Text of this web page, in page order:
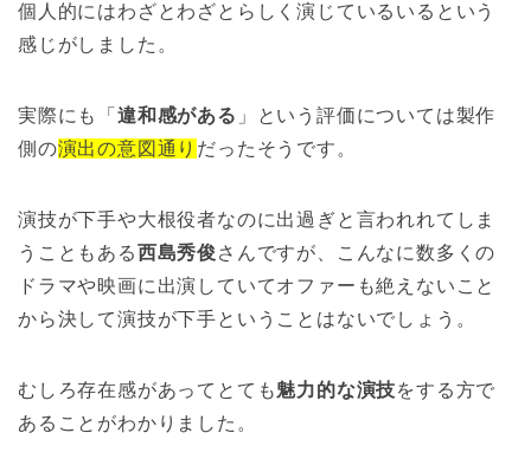
個人的にはわざとわざとらしく演じているいるという
感じがしました。
実際にも「 違和感がある 」という評価については製作
側の演出の意図通り だったそうです。
演技が下手や大根役者なのに出過ぎと言われれてしま
うこともある西島秀俊 さんですが、こんなに数多くの
ドラマや映画に出演していてオファーも絶えないこと
から決して演技が下手ということはないでしょう。
むしろ存在感があってとても魅力的な演技をする方で
あることがわかりました。